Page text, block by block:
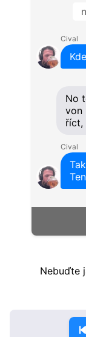
Cival
No
von
říct,
Cival
Nebuďte